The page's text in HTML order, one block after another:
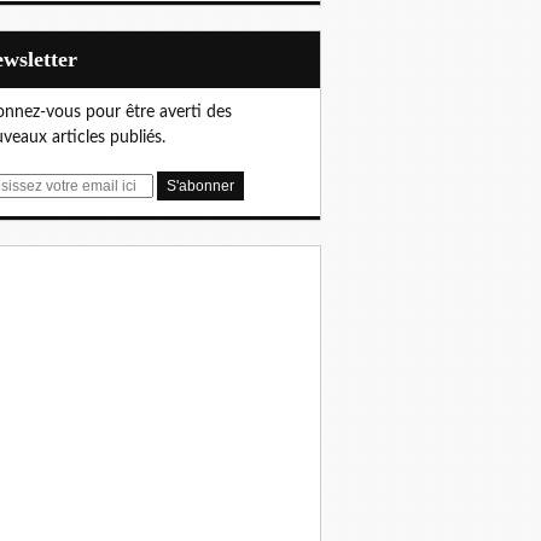
vous pour être averti des
articles publiés.